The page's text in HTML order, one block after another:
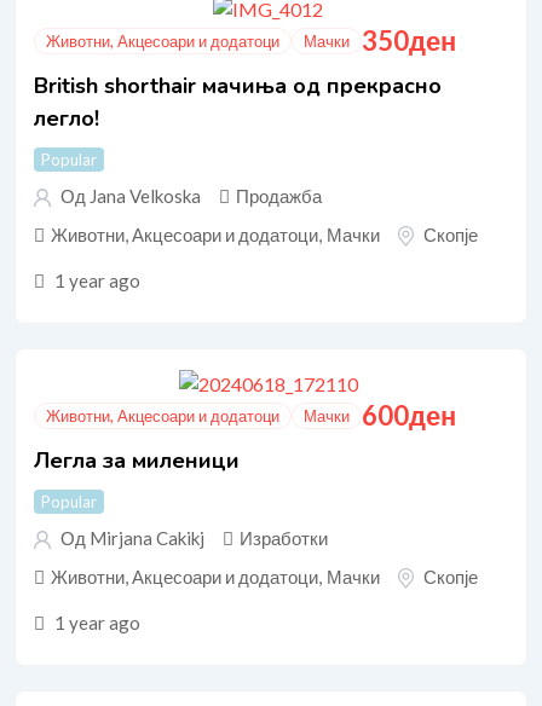
Животни, Акцесоари и додатоци Мачки 350ден
British shorthair мачиња од прекрасно
легло!
Popular
Од Jana Velkoska
Продажба
Животни, Акцесоари и додатоци, Мачки Скопје
1 year ago
Животни, Акцесоари и додатоци Мачки 600ден
Легла за миленици
Popular
Од Mirjana Cakikj
Изработки
Животни, Акцесоари и додатоци Мачки Скопје
1 year ago